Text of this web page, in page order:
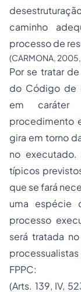
caminho
processo de
(CARMONA,
Por se tratar
do Código de
em caráter
procedimento
gira em torno
no
típicos
que se fará
uma espécie
processo
será tratada
FPPC:
(Arts. 139, IV,